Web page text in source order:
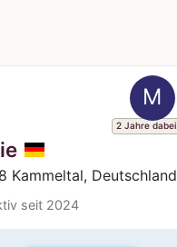
M
2 Jahre dabei
Kammeltal, Deutschland
seit 2024